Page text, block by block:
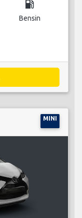
local_gas_station
Bensin
MINI